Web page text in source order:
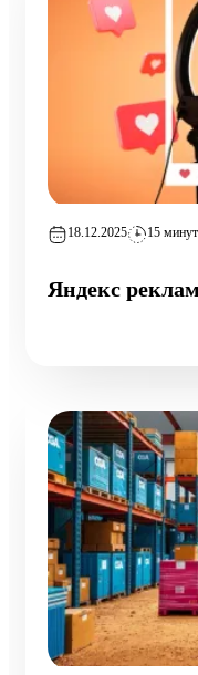
18.12.2025 15 минут
Яндекс